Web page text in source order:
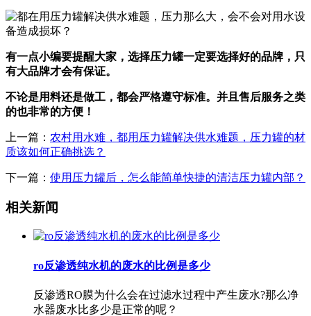
有一点小编要提醒大家，选择压力罐一定要选择好的品牌，只
有大品牌才会有保证。
不论是用料还是做工，都会严格遵守标准。并且售后服务之类
的也非常的方便！
上一篇： 农村用水难，都用压力罐解决供水难题，压力罐的材
质该如何正确挑选？
下一篇： 使用压力罐后，怎么能简单快捷的清洁压力罐内部？
相关新闻
ro反渗透纯水机的废水的比例是多少
反渗透RO膜为什么会在过滤水过程中产生废水?那么净
水器废水比多少是正常的呢？